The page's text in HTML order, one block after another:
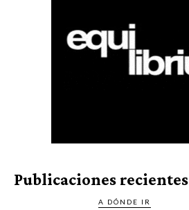
Publicaciones recientes
A DÓNDE IR